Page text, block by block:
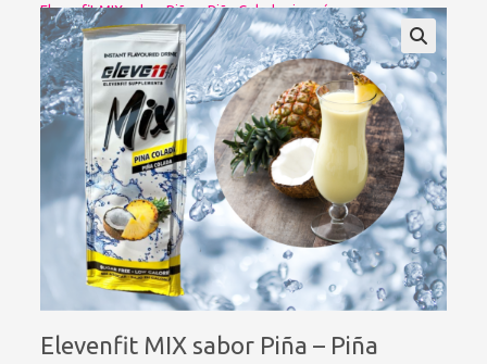
Elevenfit MIX sabor Piña – Piña Colada sin azúcar
Elevenfit MIX sabor Piña – Piña